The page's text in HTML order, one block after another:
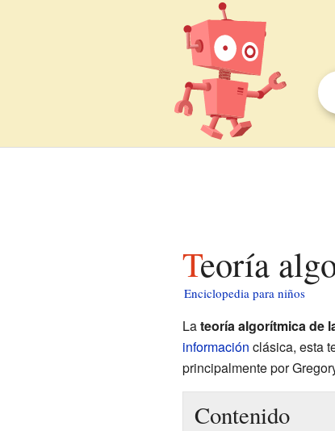
Teoría
Enciclopedia para niños
Lateoría algorítmica de
información clásica, esta
principalmente por
Contenido